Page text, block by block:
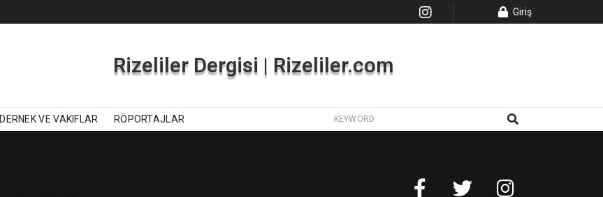
Giriş
Rizeliler Dergisi | Rizeliler.com
DERNEK VE VAKIFLAR RÖPORTAJLAR